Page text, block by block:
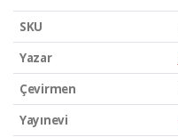
SKU
Yazar
Çevirmen
Yayınevi